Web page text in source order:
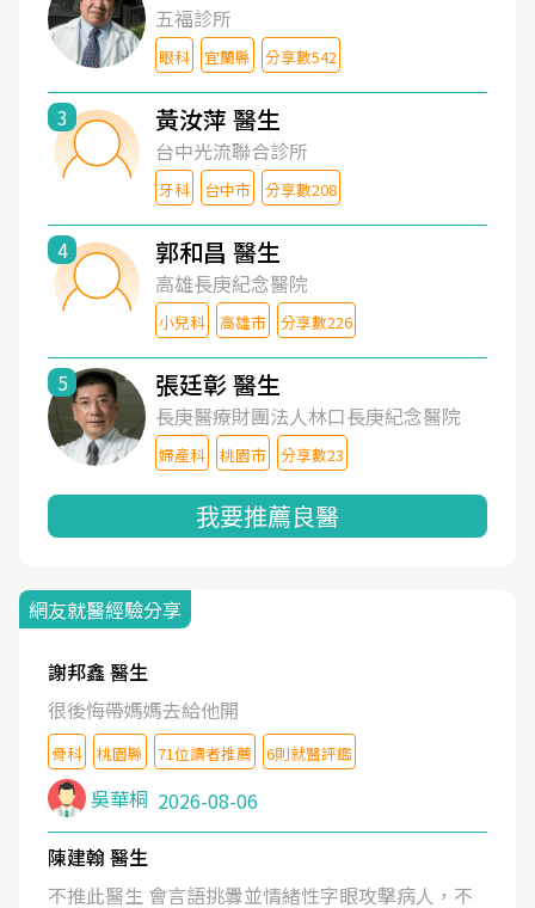
五福診所
眼科 宜蘭縣 分享數542
3 黃汝萍 醫生
台中光流聯合診所
牙科 台中市 分享數208
4 郭和昌 醫生
高雄長庚紀念醫院
小兒科 高雄市 分享數226
5 張廷彰 醫生
長庚醫療財團法人林口長庚紀念醫院
婦產科 桃園市 分享數23
我要推薦良醫
網友就醫經驗分享
謝邦鑫 醫生
很後悔帶媽媽去給他開
骨科 桃園縣 71位讀者推薦 6則就醫評鑑
吳華桐 2026-08-06
陳建翰 醫生
不推此醫生 會言語挑釁並情緒性字眼攻擊病人，不